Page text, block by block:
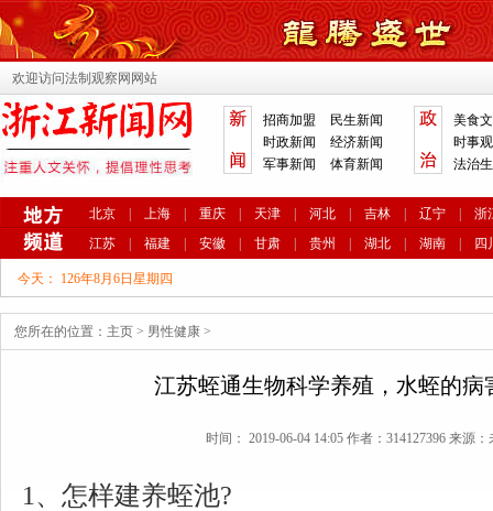
欢迎访问法制观察网网站
招商加盟
民生新闻
时政新闻
经济新闻
军事新闻
体育新闻
美食
时事
法治
北京 上海 重庆 天津 河北 吉林 辽宁
浙
江苏
福建 安徽 甘肃 贵州 湖北 湖南 四
今天： 126年8月6日星期四
您所在的位置： 主页 > 男性健康 >
江苏蛭通生物科学养殖，水蛭的病
时间： 2019-06-04 14:05 作者：314127396 来源
1、怎样建养蛭池?